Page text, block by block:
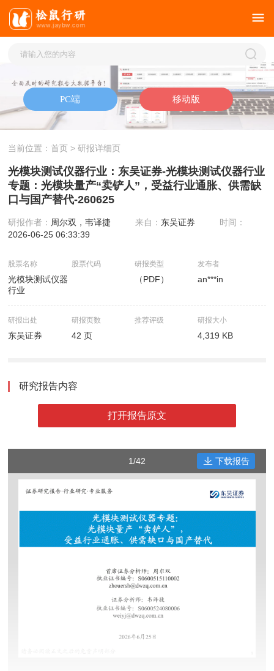
当前位置：首页 > 研报详细页
光模块测试仪器行业：东吴证券-光模块测试仪器行业
专题：光模块量产“卖铲人”，受益行业通胀、供需缺
口与国产替代-260625
研报作者： 周尔双，韦译捷 来自： 东吴证券
时间：
2026-06-25 06:33:39
股票名称
光模块测试仪器
行业
股票代码 研报类型
（PDF）
发布者
an***in
研报出处
东吴证券
研报页数
42 页
推荐评级 研报大小
4,319 KB
研究报告内容
打开报告原文
1/42 下载报告